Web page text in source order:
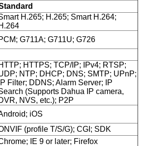
H.265; H.265; Smart H.264;
G711A; G711U; G726
HTTPS; TCP/IP; IPv4; RTSP;
NTP; DHCP; DNS; SMTP; UPnP;
IP Filter; DDNS; Alarm Server; IP
(Supports Dahua IP camera,
NVS, etc.); P2P
iOS
(profile T/S/G); CGI; SDK
IE 9 or later; Firefox